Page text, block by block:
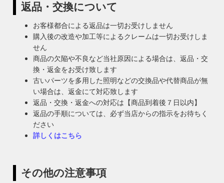
返品・交換について
お客様都合による返品は一切お受けしません
購入後の改造や加工等によるクレームは一切お受けしま
せん
商品の欠陥や不良など当社原因による場合は、返品・交
換・返金をお受け致します
古いパーツを多用した照明などの交換品や代替商品が無
い場合は、返金にて対応致します
返品・交換・返金への対応は【商品到着後７日以内】
返品の手順については、必ず当店からの指示をお待ちく
ださい
詳しくはこちら
その他の注意事項